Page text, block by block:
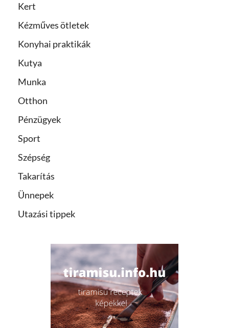
Kert
Kézműves ötletek
Konyhai praktikák
Kutya
Munka
Otthon
Pénzügyek
Sport
Szépség
Takarítás
Ünnepek
Utazási tippek